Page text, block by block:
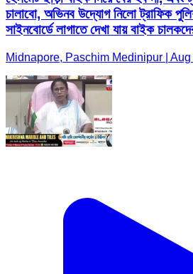
চালাবো, অভিনব উদ্যোগ নিলো ট্রাফিক
সাইনবোর্ডে লাগাতে দেখা যায় বাইক
Midnapore, Paschim Medinipur |